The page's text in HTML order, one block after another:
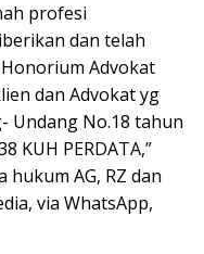
profesi
dan telah
Advokat
dan Advokat yg
Undang No.18 tahun
KUH PERDATA,”
hukum AG, RZ dan
via WhatsApp,